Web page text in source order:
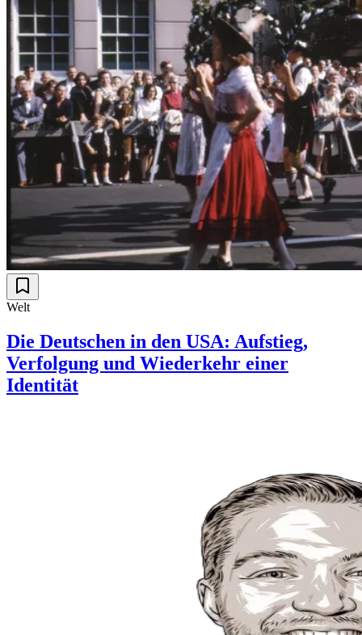
Welt
Die Deutschen in den USA: Aufstieg,
Verfolgung und Wiederkehr einer
Identität